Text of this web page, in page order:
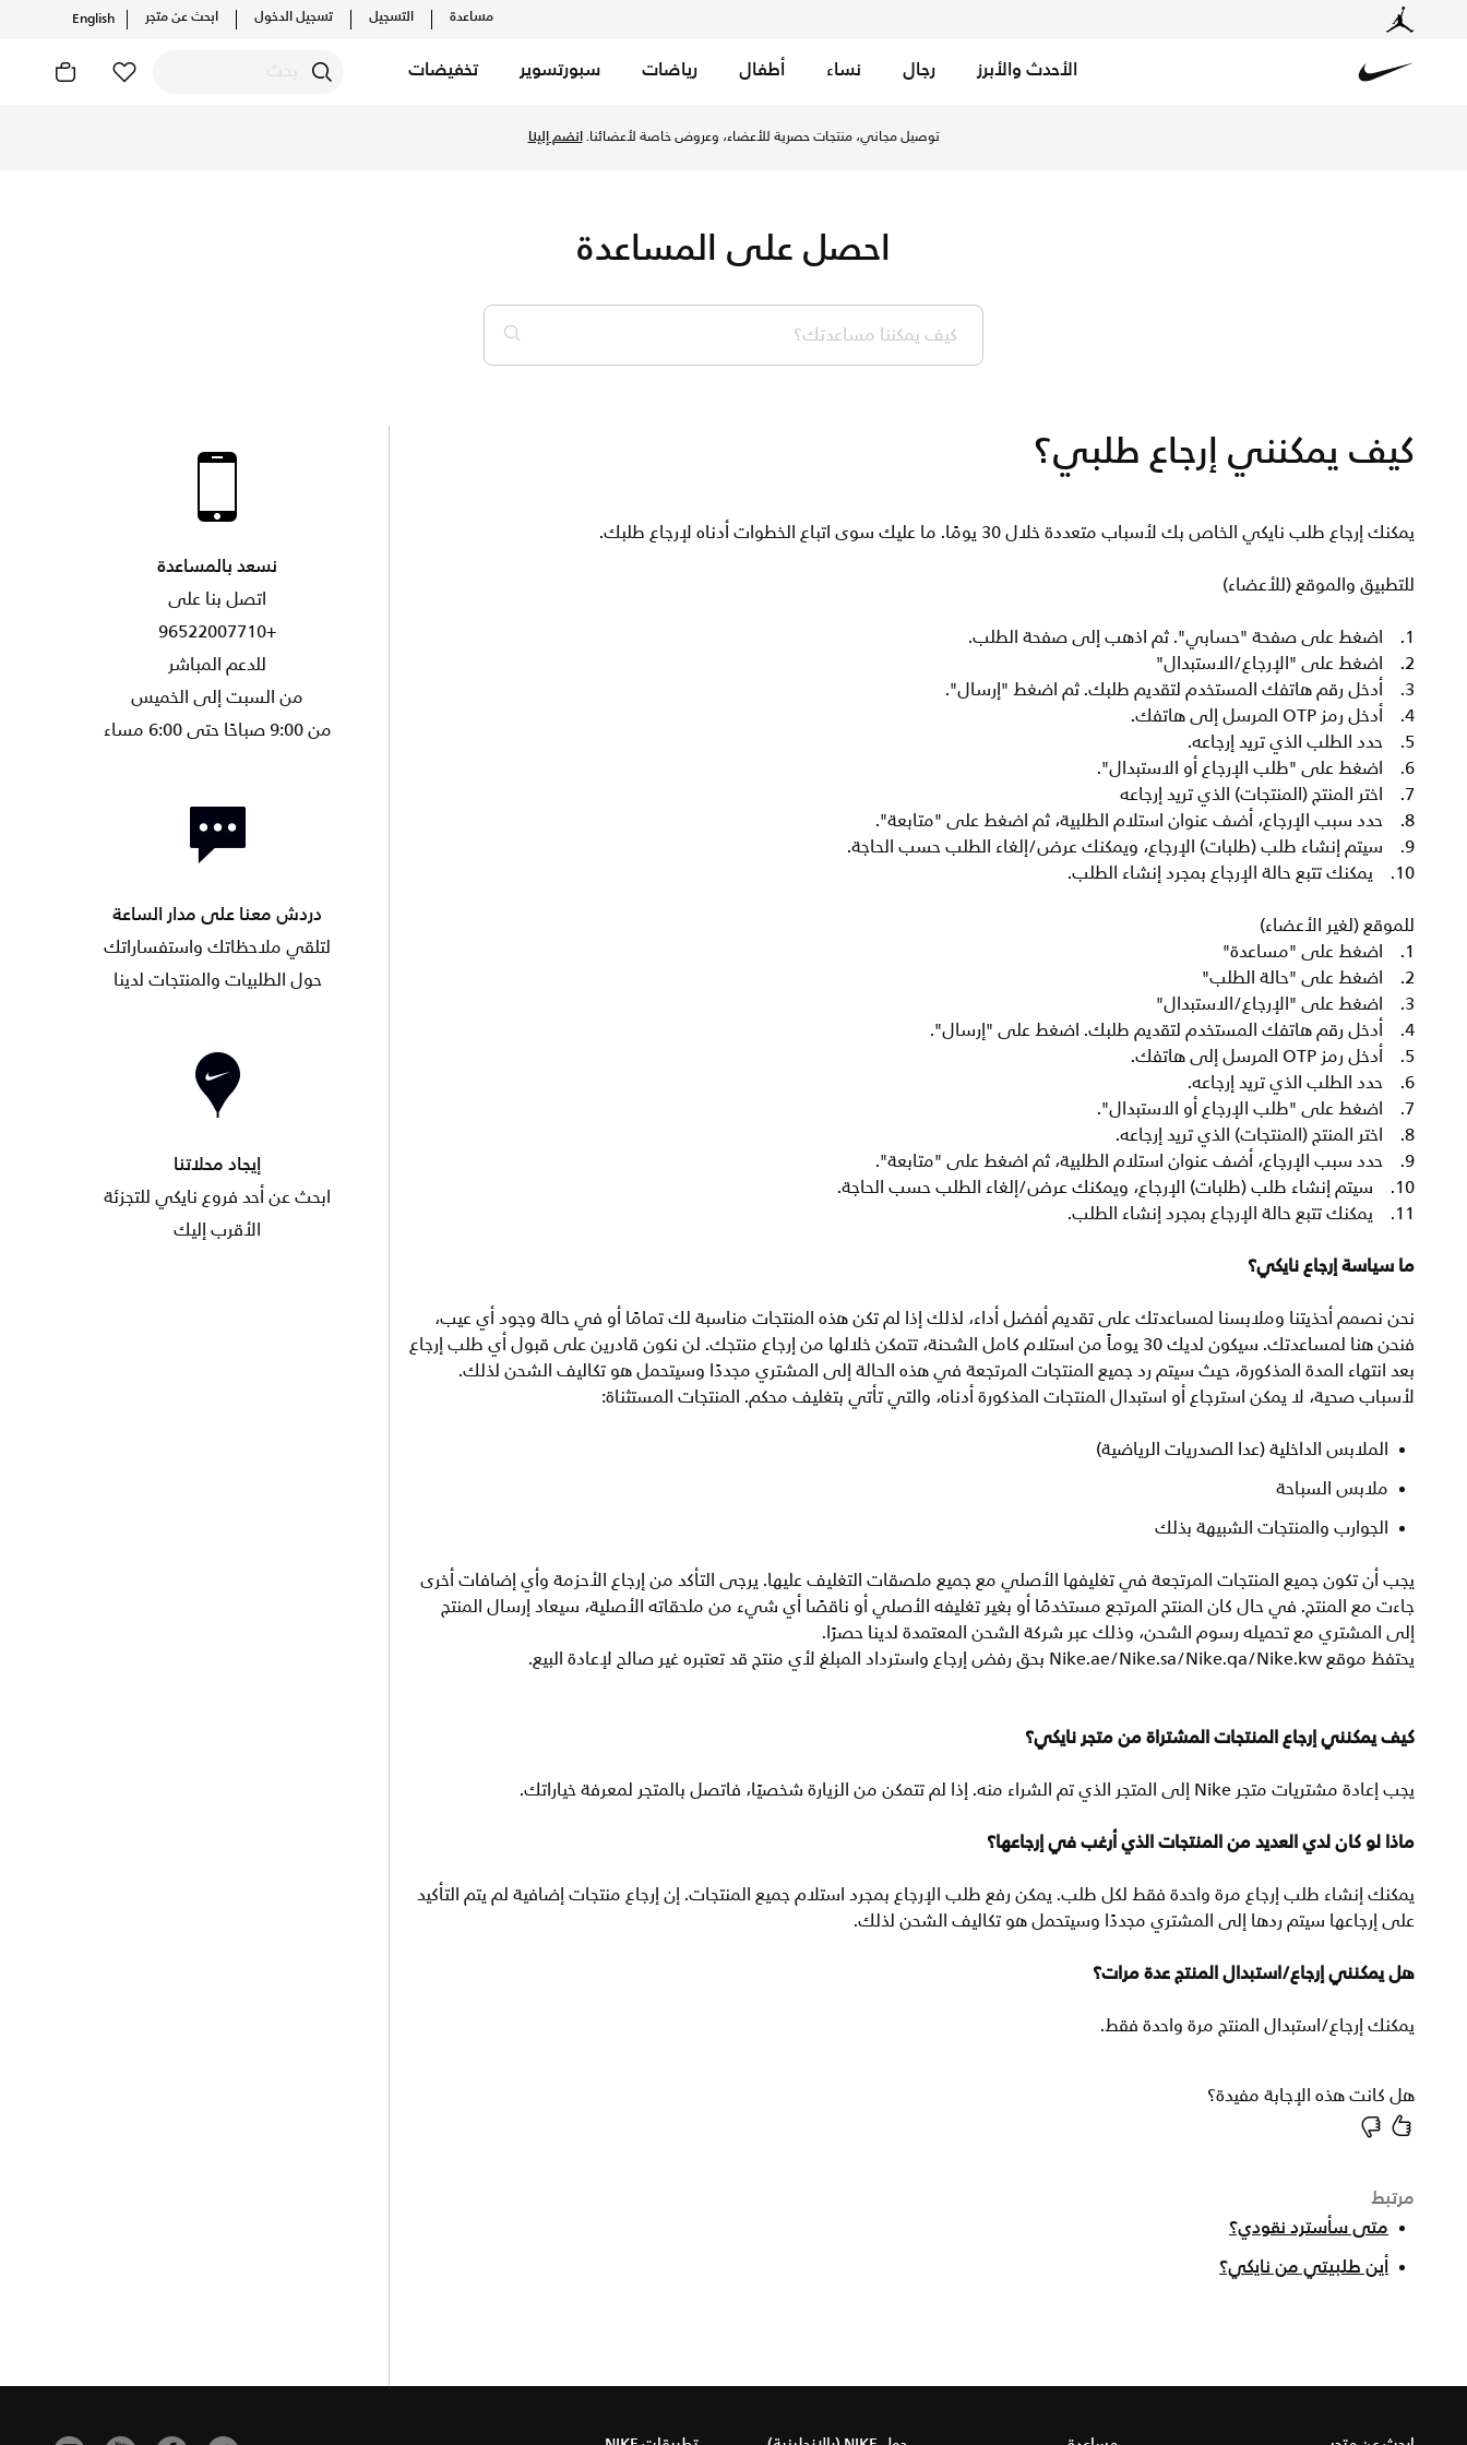
مساعدة التسجيل تسجيل الدخول ابحث عن متجر English
الأحدث والأبرز رجال نساء أطفال رياضات سبورتسوير تخفيضات
توصيل مجاني، منتجات حصرية للأعضاء، وعروض خاصة لأعضائنا.انضم إلينا
احصل على المساعدة
كيف يمكننا مساعدتك؟
كيف يمكنني إرجاع طلبي؟
يمكنك إرجاع طلب نايكي الخاص بك لأسباب متعددة خلال 30 يومًا. ما عليك سوى اتباع الخطوات أدناه لإرجاع طلبك.
للتطبيق والموقع (للأعضاء)
1. اضغط على صفحة "حسابي". ثم اذهب إلى صفحة الطلب.
2. اضغط على "الإرجاع/الاستبدال"
3. أدخل رقم هاتفك المستخدم لتقديم طلبك. ثم اضغط "إرسال".
4. أدخل رمز OTP المرسل إلى هاتفك.
5. حدد الطلب الذي تريد إرجاعه.
6. اضغط على "طلب الإرجاع أو الاستبدال".
7. اختر المنتج (المنتجات) الذي تريد إرجاعه
8. حدد سبب الإرجاع، أضف عنوان استلام الطلبية، ثم اضغط على "متابعة".
9. سيتم إنشاء طلب (طلبات) الإرجاع، ويمكنك عرض/إلغاء الطلب حسب الحاجة.
10. يمكنك تتبع حالة الإرجاع بمجرد إنشاء الطلب.
للموقع (لغير الأعضاء)
1. اضغط على "مساعدة"
2. اضغط على "حالة الطلب"
3. اضغط على "الإرجاع/الاستبدال"
4. أدخل رقم هاتفك المستخدم لتقديم طلبك. اضغط على "إرسال".
5. أدخل رمز OTP المرسل إلى هاتفك.
6. حدد الطلب الذي تريد إرجاعه.
7. اضغط على "طلب الإرجاع أو الاستبدال".
8. اختر المنتج (المنتجات) الذي تريد إرجاعه.
9. حدد سبب الإرجاع، أضف عنوان استلام الطلبية، ثم اضغط على "متابعة".
10. سيتم إنشاء طلب (طلبات) الإرجاع، ويمكنك عرض/إلغاء الطلب حسب الحاجة.
11. يمكنك تتبع حالة الإرجاع بمجرد إنشاء الطلب.
ما سياسة إرجاع نايكي؟
نحن نصمم أحذيتنا وملابسنا لمساعدتك على تقديم أفضل أداء، لذلك إذا لم تكن هذه المنتجات مناسبة لك تمامًا أو في حالة وجود أي عيب،
فنحن هنا لمساعدتك. سيكون لديك 30 يوماً من استلام كامل الشحنة، تتمكن خلالها من إرجاع منتجك. لن نكون قادرين على قبول أي طلب إرجاع
بعد انتهاء المدة المذكورة، حيث سيتم رد جميع المنتجات المرتجعة في هذه الحالة إلى المشتري مجددًا وسيتحمل هو تكاليف الشحن لذلك.
لأسباب صحية، لا يمكن استرجاع أو استبدال المنتجات المذكورة أدناه، والتي تأتي بتغليف محكم. المنتجات المستثناة:
الملابس الداخلية (عدا الصدريات الرياضية)
ملابس السباحة
الجوارب والمنتجات الشبيهة بذلك
يجب أن تكون جميع المنتجات المرتجعة في تغليفها الأصلي مع جميع ملصقات التغليف عليها. يرجى التأكد من إرجاع الأحزمة وأي إضافات أخرى
جاءت مع المنتج. في حال كان المنتج المرتجع مستخدمًا أو بغير تغليفه الأصلي أو ناقصًا أي شيء من ملحقاته الأصلية، سيعاد إرسال المنتج
إلى المشتري مع تحميله رسوم الشحن، وذلك عبر شركة الشحن المعتمدة لدينا حصرًا.
يحتفظ موقع Nike.ae/Nike.sa/Nike.qa/Nike.kw بحق رفض إرجاع واسترداد المبلغ لأي منتج قد تعتبره غير صالح لإعادة البيع.
كيف يمكنني إرجاع المنتجات المشتراة من متجر نايكي؟
يجب إعادة مشتريات متجر Nike إلى المتجر الذي تم الشراء منه. إذا لم تتمكن من الزيارة شخصيًا، فاتصل بالمتجر لمعرفة خياراتك.
ماذا لو كان لدي العديد من المنتجات الذي أرغب في إرجاعها؟
يمكنك إنشاء طلب إرجاع مرة واحدة فقط لكل طلب. يمكن رفع طلب الإرجاع بمجرد استلام جميع المنتجات. إن إرجاع منتجات إضافية لم يتم التأكيد
على إرجاعها سيتم ردها إلى المشتري مجددًا وسيتحمل هو تكاليف الشحن لذلك.
هل يمكنني إرجاع/استبدال المنتج عدة مرات؟
يمكنك إرجاع/استبدال المنتج مرة واحدة فقط.
هل كانت هذه الإجابة مفيدة؟
مرتبط
متى سأسترد نقودي؟
أين طلبيتي من نايكي؟
نسعد بالمساعدة
اتصل بنا على
+96522007710
للدعم المباشر
من السبت إلى الخميس
من 9:00 صباحًا حتى 6:00 مساء
دردش معنا على مدار الساعة
لتلقي ملاحظاتك واستفساراتك
حول الطلبيات والمنتجات لدينا
إيجاد محلاتنا
ابحث عن أحد فروع نايكي للتجزئة
الأقرب إليك